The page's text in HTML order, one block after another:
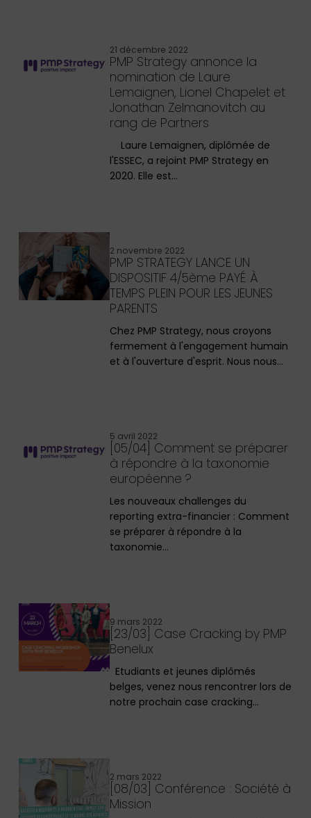
21 décembre 2022
PMP Strategy annonce la
nomination de Laure
Lemaignen, Lionel Chapelet et
Jonathan Zelmanovitch au
rang de Partners
Laure Lemaignen, diplômée de
l'ESSEC, a rejoint PMP Strategy en
2020. Elle est…
2 novembre 2022
PMP STRATEGY LANCE UN
DISPOSITIF 4/5ème PAYÉ À
TEMPS PLEIN POUR LES JEUNES
PARENTS
Chez PMP Strategy, nous croyons
fermement à l'engagement humain
et à l'ouverture d'esprit. Nous nous…
5 avril 2022
[05/04] Comment se préparer
à répondre à la taxonomie
européenne ?
Les nouveaux challenges du
reporting extra-financier : Comment
se préparer à répondre à la
taxonomie…
9 mars 2022
[23/03] Case Cracking by PMP
Benelux
Etudiants et jeunes diplômés
belges, venez nous rencontrer lors de
notre prochain case cracking…
2 mars 2022
[08/03] Conférence : Société à
Mission